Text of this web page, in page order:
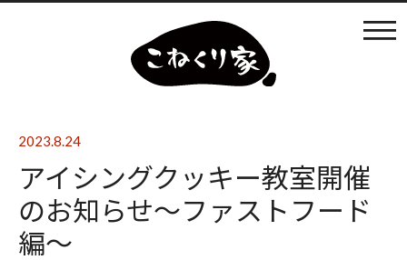
カフェ利用
ものづくり
2023.8.24
アイシングクッキー教室開催
のお知らせ～ファストフード
編～